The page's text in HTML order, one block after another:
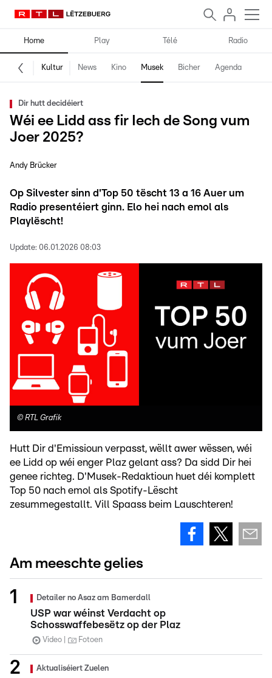
Home Play Télé Radio
Kultur News Kino Musek Bicher Agenda
Dir hutt decidéiert
Wéi ee Lidd ass fir Iech de Song vum
Joer 2025?
Andy Brücker
Op Silvester sinn d'Top 50 tëscht 13 a 16 Auer um
Radio presentéiert ginn. Elo hei nach emol als
Playlëscht!
Update: 06.01.2026 08:03
© RTL Grafik
Hutt Dir d'Emissioun verpasst, wëllt awer wëssen, wéi
ee Lidd op wéi enger Plaz gelant ass? Da sidd Dir hei
genee richteg. D'Musek-Redaktioun huet déi komplett
Top 50 nach emol als Spotify-Lëscht
zesummegestallt. Vill Spaass beim Lauschteren!
Am meeschte gelies
Detailer no Asaz am Bamerdall
USP war wéinst Verdacht op
Schosswaffebesëtz op der Plaz
Video Fotoen
Aktualiséiert Zuelen